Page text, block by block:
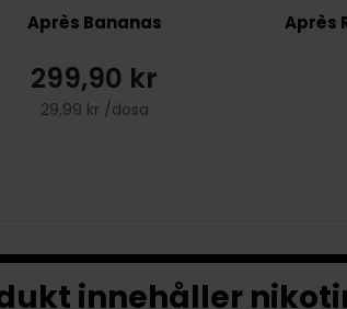
Après Bananas
299,90 kr
29,99 kr /dosa
Après
innehåller